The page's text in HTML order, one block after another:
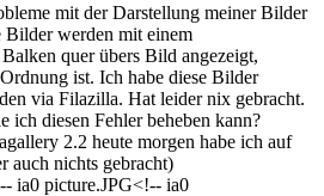
mit der Darstellung meiner Bilder
Bilder werden mit einem
quer übers Bild angezeigt,
ist. Ich habe diese Bilder
via Filazilla. Hat leider nix gebracht.
ich diesen Fehler beheben kann?
2.2 heute morgen habe ich auf
auch nichts gebracht)
ia0 picture.JPG<!-- ia0